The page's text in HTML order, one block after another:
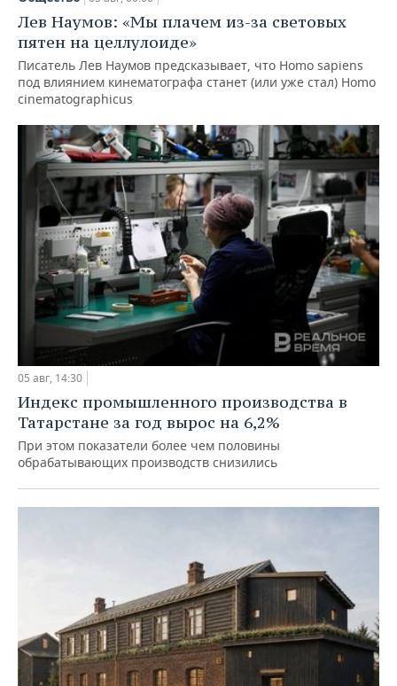
Лев Наумов: «Мы плачем из-за световых
пятен на целлулоиде»
Писатель Лев Наумов предсказывает, что Homo sapiens
под влиянием кинематографа станет (или уже стал) Homo
cinematographicus
05 авг, 14:30
Индекс промышленного производства в
Татарстане за год вырос на 6,2%
При этом показатели более чем половины
обрабатывающих производств снизились